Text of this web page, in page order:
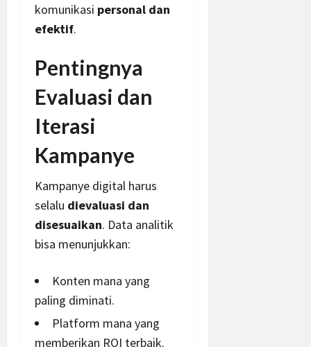
komunikasi personal dan
efektif.
Pentingnya
Evaluasi dan
Iterasi
Kampanye
Kampanye digital harus
selalu dievaluasi dan
disesuaikan. Data analitik
bisa menunjukkan:
Konten mana yang
paling diminati.
Platform mana yang
memberikan ROI terbaik.